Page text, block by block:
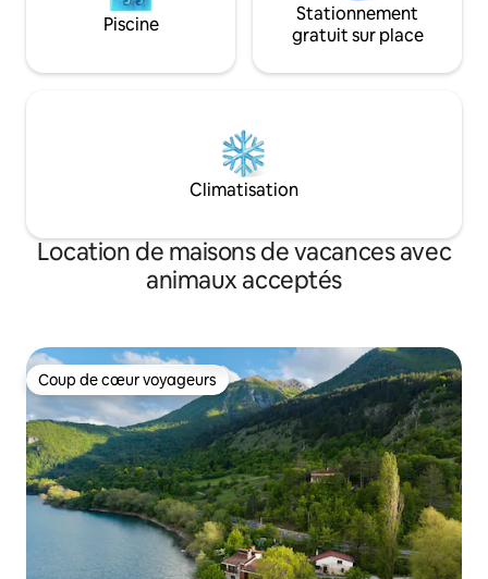
Piscine
Stationnement
gratuit sur place
Climatisation
Location de maisons de vacances avec
animaux acceptés
Coup de cœur voyageurs
Coup de cœur voyageurs